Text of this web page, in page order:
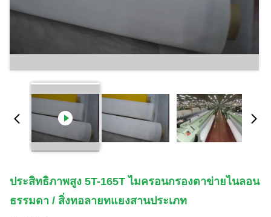
ประสิทธิภาพสูง 5T-165T ไมครอนกรองตาข่ายไนลอน
ธรรมดา / สิ่งทอลายทแยงสานประเภท